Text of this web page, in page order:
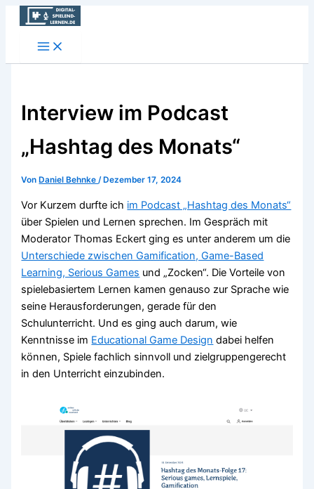
Inhalt
springen
Interview im Podcast
„Hashtag des Monats“
Von Daniel Behnke/ Dezember 17, 2024
Vor Kurzem durfte ich im Podcast „Hashtag des Monats“
über Spielen und Lernen sprechen. Im Gespräch mit
Moderator Thomas Eckert ging es unter anderem um die
Unterschiede zwischen Gamification, Game-Based
Learning, Serious Games und „Zocken“. Die Vorteile von
spielebasiertem Lernen kamen genauso zur Sprache wie
seine Herausforderungen, gerade für den
Schulunterricht. Und es ging auch darum, wie
Kenntnisse im Educational Game Design dabei helfen
können, Spiele fachlich sinnvoll und zielgruppengerecht
in den Unterricht einzubinden.